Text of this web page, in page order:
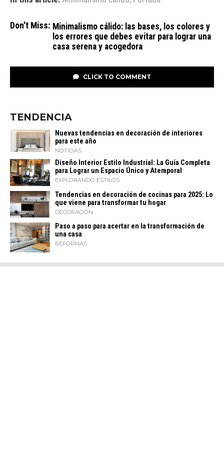
Don't Miss: Minimalismo cálido: las bases, los colores y
los errores que debes evitar para lograr una
casa serena y acogedora
CLICK TO COMMENT
TENDENCIA
Nuevas tendencias en decoración de interiores
para este año
NOTICIAS
Diseño Interior Estilo Industrial: La Guía Completa
para Lograr un Espacio Único y Atemporal
EXPLORANDO ESTILOS
Tendencias en decoración de cocinas para 2025: Lo
que viene para transformar tu hogar
DECORACIÓN
Paso a paso para acertar en la transformación de
una casa
REFORMAS